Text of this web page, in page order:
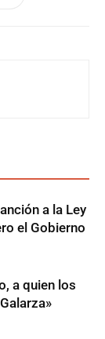
a la Ley
el Gobierno
a quien los